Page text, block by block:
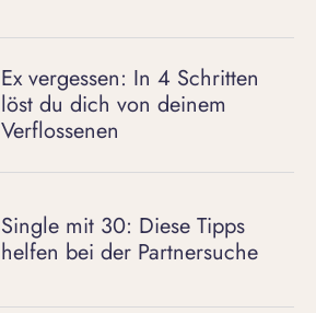
Ex vergessen: In 4 Schritten
löst du dich von deinem
Verflossenen
Single mit 30: Diese Tipps
helfen bei der Partnersuche